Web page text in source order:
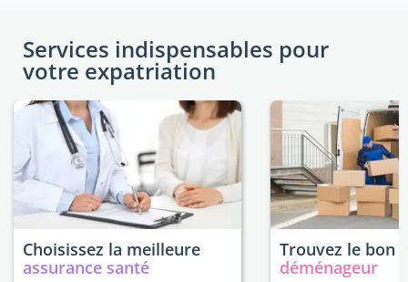
Services indispensables pour
votre expatriation
Choisissez la meilleure
assurance santé
Trouvez le bon
déménageur